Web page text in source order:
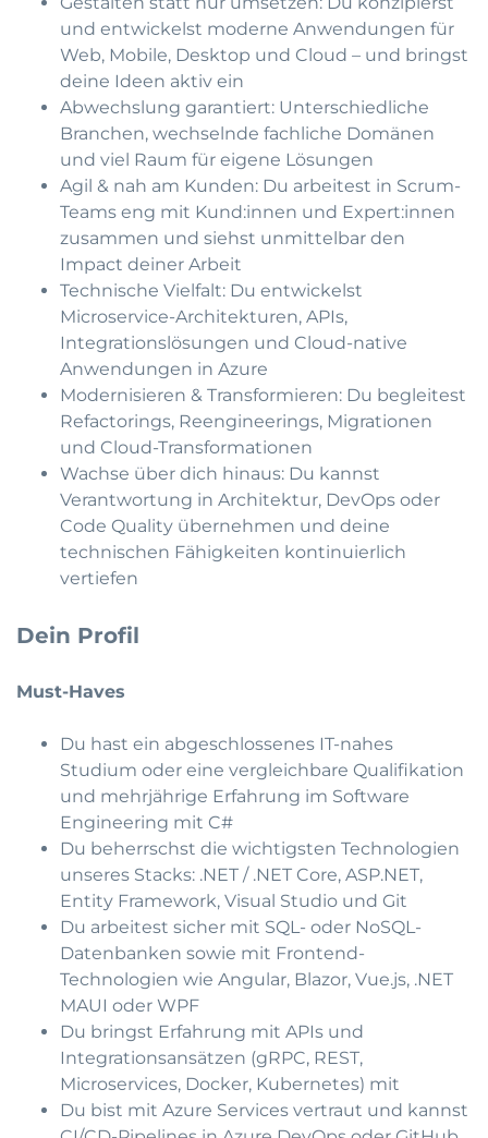
und entwickelst moderne Anwendungen für
Web, Mobile, Desktop und Cloud – und bringst
deine Ideen aktiv ein
Abwechslung garantiert: Unterschiedliche
Branchen, wechselnde fachliche Domänen
und viel Raum für eigene Lösungen
Agil & nah am Kunden: Du arbeitest in Scrum-
Teams eng mit Kund:innen und Expert:innen
zusammen und siehst unmittelbar den
Impact deiner Arbeit
Technische Vielfalt: Du entwickelst
Microservice-Architekturen, APIs,
Integrationslösungen und Cloud-native
Anwendungen in Azure
Modernisieren & Transformieren: Du begleitest
Refactorings, Reengineerings, Migrationen
und Cloud-Transformationen
Wachse über dich hinaus: Du kannst
Verantwortung in Architektur, DevOps oder
Code Quality übernehmen und deine
technischen Fähigkeiten kontinuierlich
vertiefen
Dein Profil
Must-Haves
Du hast ein abgeschlossenes IT-nahes
Studium oder eine vergleichbare Qualifikation
und mehrjährige Erfahrung im Software
Engineering mit C#
Du beherrschst die wichtigsten Technologien
unseres Stacks: .NET / .NET Core, ASP.NET,
Entity Framework, Visual Studio und Git
Du arbeitest sicher mit SQL- oder NoSQL-
Datenbanken sowie mit Frontend-
Technologien wie Angular, Blazor, Vue.js, .NET
MAUI oder WPF
Du bringst Erfahrung mit APIs und
Integrationsansätzen (gRPC, REST,
Microservices, Docker, Kubernetes) mit
Du bist mit Azure Services vertraut und kannst